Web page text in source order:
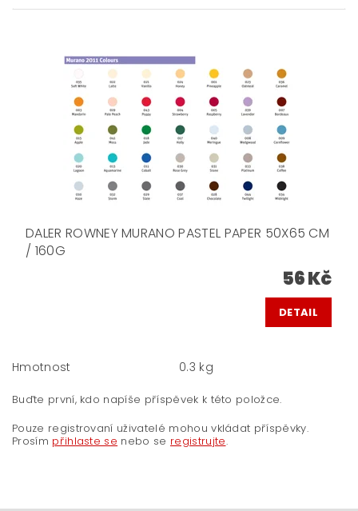
DALER ROWNEY MURANO PASTEL PAPER 50X65 CM
/ 160G
56 Kč
DETAIL
Hmotnost 0.3 kg
Buďte první, kdo napíše příspěvek k této položce.
Pouze registrovaní uživatelé mohou vkládat příspěvky.
Prosím přihlaste se nebo se registrujte.